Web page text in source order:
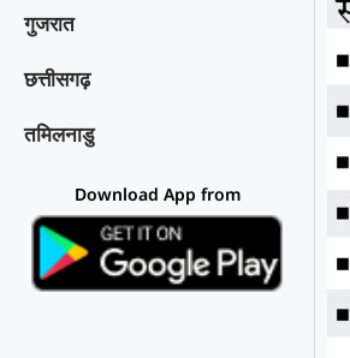
गुजरात
छत्तीसगढ़
तमिलनाडु
Download App from